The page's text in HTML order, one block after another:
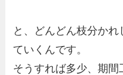
と、どんどん枝分か
ていくんです。
そうすれば多少、期